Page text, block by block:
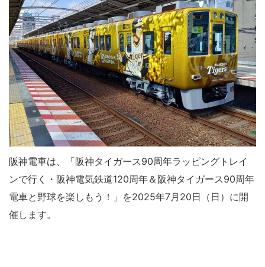
阪神電車は、「阪神タイガース90周年ラッピングトレイ
ンで行く・阪神電気鉄道120周年＆阪神タイガース90周年
電車と野球を楽しもう！」を2025年7月20日（日）に開
催します。